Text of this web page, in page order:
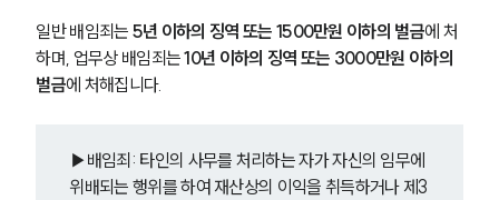
일반 배임죄는 5년 이하의 징역 또는 1500만원 이하의 벌금에 처
하며, 업무상 배임죄는 10년 이하의 징역 또는 3000만원 이하의
벌금에 처해집니다.
▶배임죄: 타인의 사무를 처리하는 자가 자신의 임무에
위배되는 행위를 하여 재산상의 이익을 취득하거나 제3